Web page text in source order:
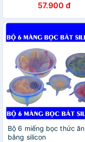
57.900 đ
Bộ 6 miếng bọc thức ăn
bằng silicon